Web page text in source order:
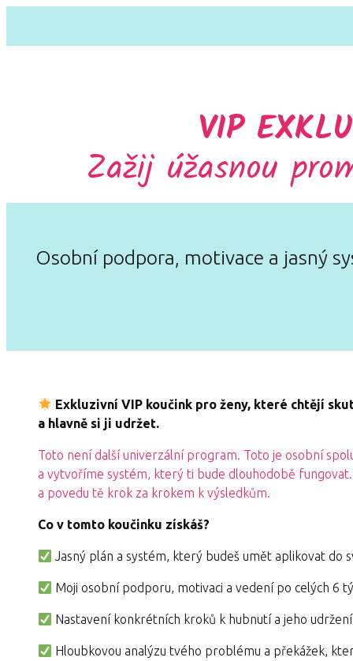
VIP
Zažij úžasnou
Osobní podpora, motivace a jasný
Exkluzivní VIP koučink pro ženy, které chtějí
a hlavně si ji udržet.
Toto není další univerzální program. Toto je osobní
a vytvoříme systém, který ti bude dlouhodobě
a povedu tě krok za krokem k výsledkům.
Co v tomto koučinku získáš?
Jasný plán a systém, který budeš umět aplikovat do
Moji osobní podporu, motivaci a vedení po celých 6
Nastavení konkrétních kroků k hubnutí a jeho
Hloubkovou analýzu tvého problému a překážek,